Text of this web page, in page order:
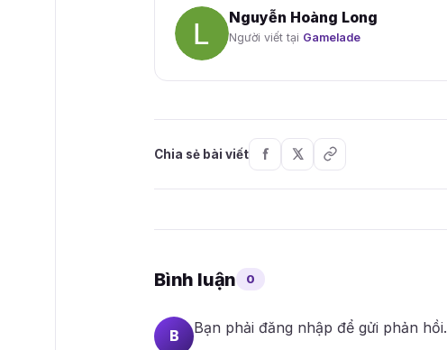
Nguyễn Hoàng Long
Người viết tại Gamelade
Chia sẻ bài viết
Bình luận 0
B Bạn phải đăng nhập để gửi phản hồi.